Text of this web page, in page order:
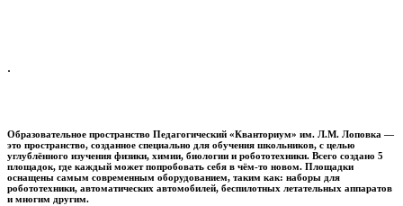
.
Образовательное пространство Педагогический «Кванториум» им. Л.М. Лоповка —
это пространство, созданное специально для обучения школьников, с целью
углублённого изучения физики, химии, биологии и робототехники. Всего создано 5
площадок, где каждый может попробовать себя в чём-то новом. Площадки
оснащены самым современным оборудованием, таким как: наборы для
робототехники, автоматических автомобилей, беспилотных летательных аппаратов
и многим другим.